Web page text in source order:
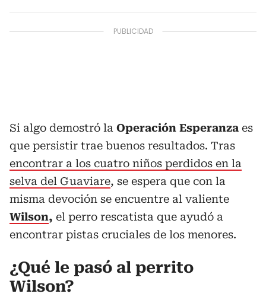
Si algo demostró la Operación Esperanza es
que persistir trae buenos resultados. Tras
encontrar a los cuatro niños perdidos en la
selva del Guaviare, se espera que con la
misma devoción se encuentre al valiente
Wilson, el perro rescatista que ayudó a
encontrar pistas cruciales de los menores.
¿Qué le pasó al perrito
Wilson?